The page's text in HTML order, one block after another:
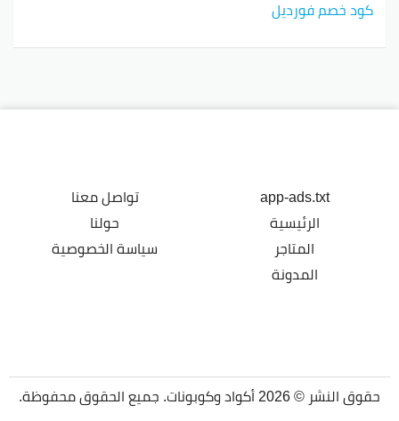
كود خصم فورديل
app-ads.txt
الرئيسية
المتاجر
المدونة
تواصل معنا
حولنا
سياسة الخصوصية
حقوق النشر © 2026 أكواد وكوبونات. جميع الحقوق محفوظة.